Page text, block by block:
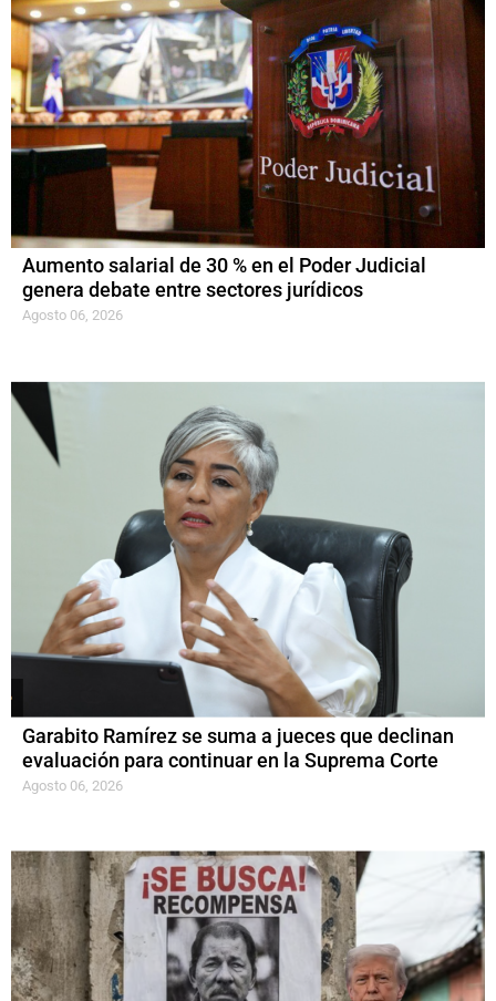
Aumento salarial de 30 % en el Poder Judicial
genera debate entre sectores jurídicos
Agosto 06, 2026
Garabito Ramírez se suma a jueces que declinan
evaluación para continuar en la Suprema Corte
Agosto 06, 2026